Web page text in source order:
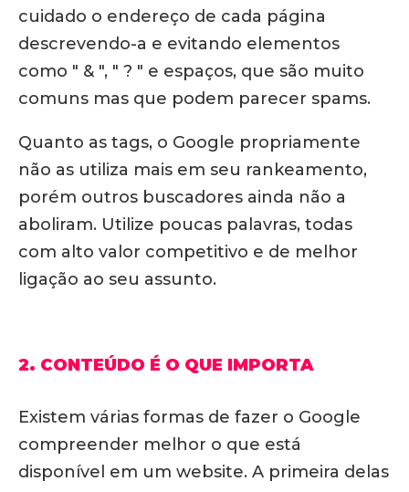
cuidado o endereço de cada página
descrevendo-a e evitando elementos
como " & ", " ? " e espaços, que são muito
comuns mas que podem parecer spams.
Quanto as tags, o Google propriamente
não as utiliza mais em seu rankeamento,
porém outros buscadores ainda não a
aboliram. Utilize poucas palavras, todas
com alto valor competitivo e de melhor
ligação ao seu assunto.
2. CONTEÚDO É O QUE IMPORTA
Existem várias formas de fazer o Google
compreender melhor o que está
disponível em um website. A primeira delas